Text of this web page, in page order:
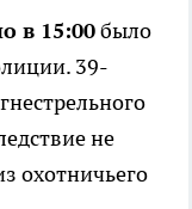
в 15:00было
39-
не
охотничьего